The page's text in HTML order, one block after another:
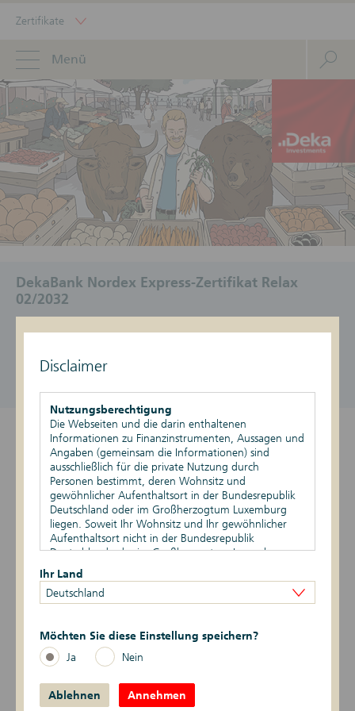
Disclaimer
Nutzungsberechtigung
Die Webseiten und die darin enthaltenen
Informationen zu Finanzinstrumenten, Aussagen und
Angaben (gemeinsam die Informationen) sind
ausschließlich für die private Nutzung durch
Personen bestimmt, deren Wohnsitz und
gewöhnlicher Aufenthaltsort in der Bundesrepublik
Deutschland oder im Großherzogtum Luxemburg
liegen. Soweit Ihr Wohnsitz und Ihr gewöhnlicher
Aufenthaltsort nicht in der Bundesrepublik
Deutschland oder im Großherzogtum Luxemburg
liegen, ist Ihnen die Nutzung dieser Webseiten nicht
gestattet. Durch die Nutzung dieser Webseiten
bestätigen Sie, dass Ihr Wohnsitz und gewöhnlicher
Vertriebsbeschränkungen
Die auf den Webseiten enthaltenen Informationen
dürfen nicht außerhalb der der Bundesrepublik
Deutschland und/oder dem Großherzogtum
Ihr Land
Deutschland
Möchten Sie diese Einstellung speichern?
Ja
Nein
Ablehnen Annehmen
Zertifikate
Menü
DekaBank Nordex Express-Zertifikat Relax
02/2032
DE000DK1G6L4
Stand vom 08.08.2026, 11:23 Uhr
Überblick
Produktdetails
Basiswert
Szenario-Rechner
Publikationen